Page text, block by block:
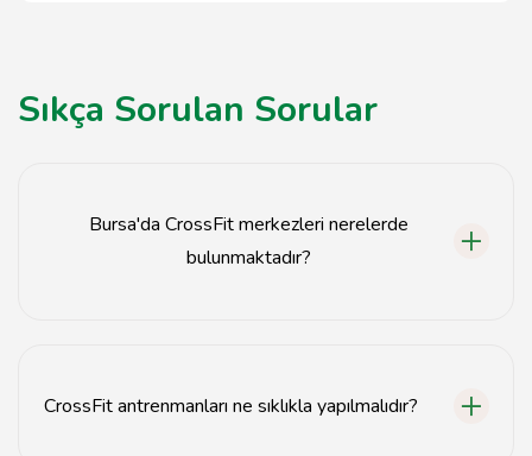
Sıkça Sorulan Sorular
Bursa'da CrossFit merkezleri nerelerde
bulunmaktadır?
CrossFit antrenmanları ne sıklıkla yapılmalıdır?